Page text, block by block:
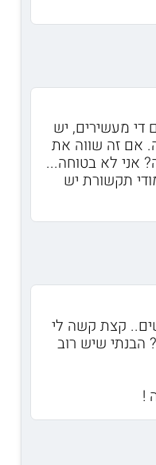
די מעשירים, יש
אם זה שווה את
אני לא בטוחה...
תקשורת יש
קצת קשה לי
שיש רוב
!